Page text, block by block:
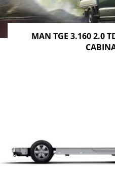
MAN TGE 3.160 2.0